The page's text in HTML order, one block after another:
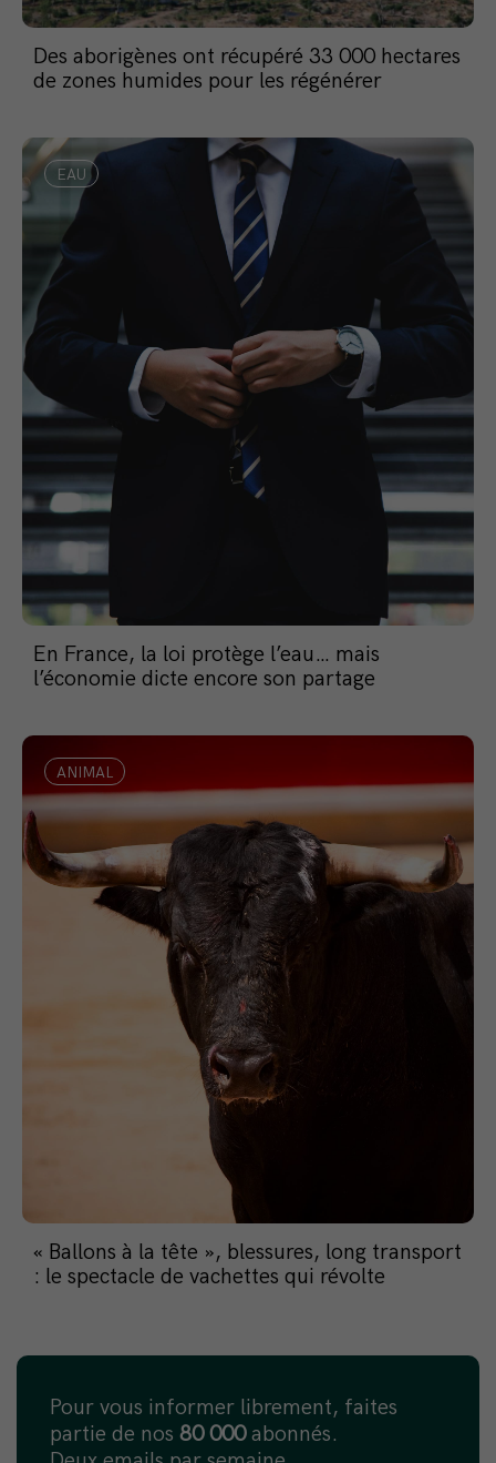
Des aborigènes ont récupéré 33 000 hectares
de zones humides pour les régénérer
EAU
En France, la loi protège l’eau… mais
l’économie dicte encore son partage
ANIMAL
« Ballons à la tête », blessures, long transport
: le spectacle de vachettes qui révolte
Pour vous informer librement, faites
partie de nos 80 000abonnés.